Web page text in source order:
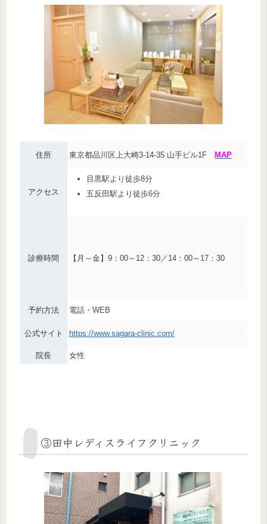
住所 東京都品川区上大崎3-14-35 山手ビル1F MAP
アクセス
目黒駅より徒歩8分
五反田駅より徒歩6分
診療時間 【月～金】9：00～12：30／14：00～17：30
予約方法 電話・WEB
公式サイト https://www.sagara-clinic.com/
院長 女性
③田中レディスライフクリニック